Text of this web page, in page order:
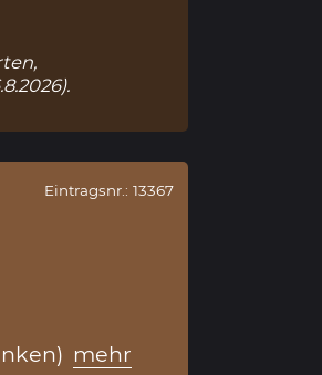
Eintragsnr.: 13367
mehr